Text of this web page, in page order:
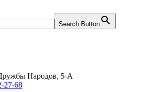
Search Button
Народов, 5-А
27-68